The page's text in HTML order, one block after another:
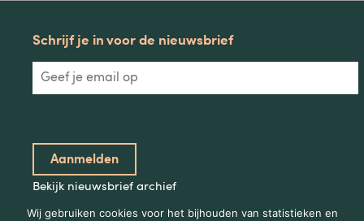
Schrijf je in voor de nieuwsbrief
Bekijk nieuwsbrief archief
Wij gebruiken cookies voor het bijhouden van statistieken en